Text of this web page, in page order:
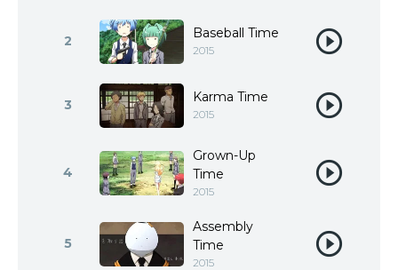
2 Baseball Time
2015
3 Karma Time
2015
4
Grown-Up
Time
2015
5
Assembly
Time
2015